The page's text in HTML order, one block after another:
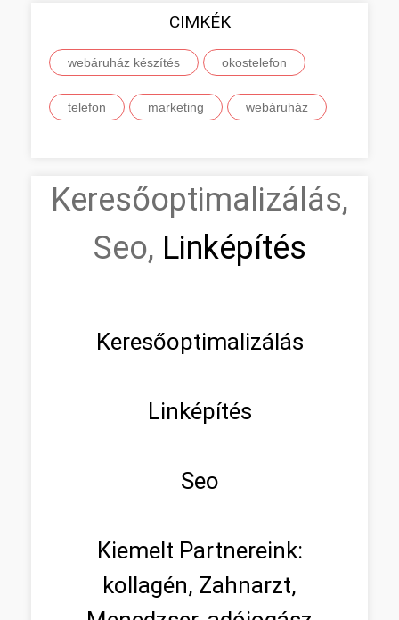
CIMKÉK
webáruház készítés okostelefon
telefon marketing webáruház
Keresőoptimalizálás,
Seo, Linképítés
Keresőoptimalizálás
Linképítés
Seo
Kiemelt Partnereink:
kollagén, Zahnarzt,